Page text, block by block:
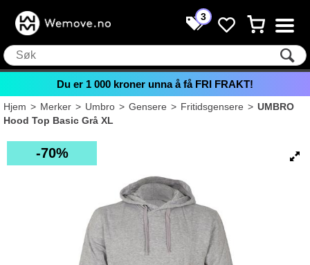
3
Du er 1 000 kroner unna å få FRI FRAKT!
Hjem>Merker>Umbro>Gensere>Fritidsgensere>UMBRO
Hood Top Basic Grå XL
70%